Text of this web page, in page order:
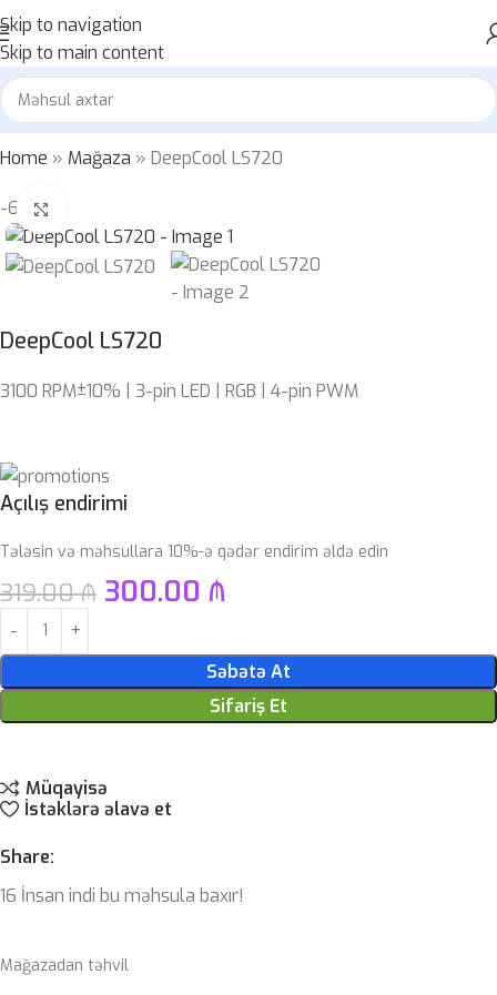
Skip to navigation
Skip to main content
Home » Mağaza » DeepCool LS720
-6%
DeepCool LS720
3100 RPM±10% | 3-pin LED | RGB | 4-pin PWM
Açılış endirimi
Tələsin və məhsullara 10%-ə qədər endirim əldə edin
319.00₼ 300.00 ₼
Səbətə At
Sifariş Et
Müqayisə
İstəklərə əlavə et
Share:
16 İnsan indi bu məhsula baxır!
Mağazadan təhvil